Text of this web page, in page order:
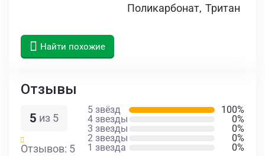
Поликарбонат, Тритан
Найти похожие
Отзывы
5 из 5
Отзывов: 5
5 звёзд
100%
4 звезды
0%
3 звезды
0%
2 звезды
0%
1 звезда
0%